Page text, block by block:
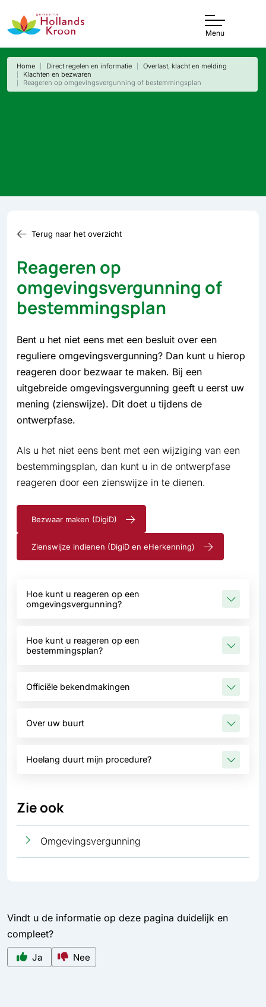
Menu
Home Direct regelen en informatie
Overlast, klacht en melding
Klachten en bezwaren
Reageren op omgevingsvergunning of bestemmingsplan
Terug naar het overzicht
Reageren op
omgevingsvergunning of
bestemmingsplan
Bent u het niet eens met een besluit over een
reguliere omgevingsvergunning? Dan kunt u hierop
reageren door bezwaar te maken. Bij een
uitgebreide omgevingsvergunning geeft u eerst uw
mening (zienswijze). Dit doet u tijdens de
ontwerpfase.
Als u het niet eens bent met een wijziging van een
bestemmingsplan, dan kunt u in de ontwerpfase
reageren door een zienswijze in te dienen.
Bezwaar maken (DigiD)
Zienswijze indienen (DigiD en eHerkenning)
Hoe kunt u reageren op een
omgevingsvergunning?
Hoe kunt u reageren op een
bestemmingsplan?
Officiële bekendmakingen
Over uw buurt
Hoelang duurt mijn procedure?
Zie ook
Omgevingsvergunning
Vindt u de informatie op deze pagina duidelijk en
compleet?
Ja Nee